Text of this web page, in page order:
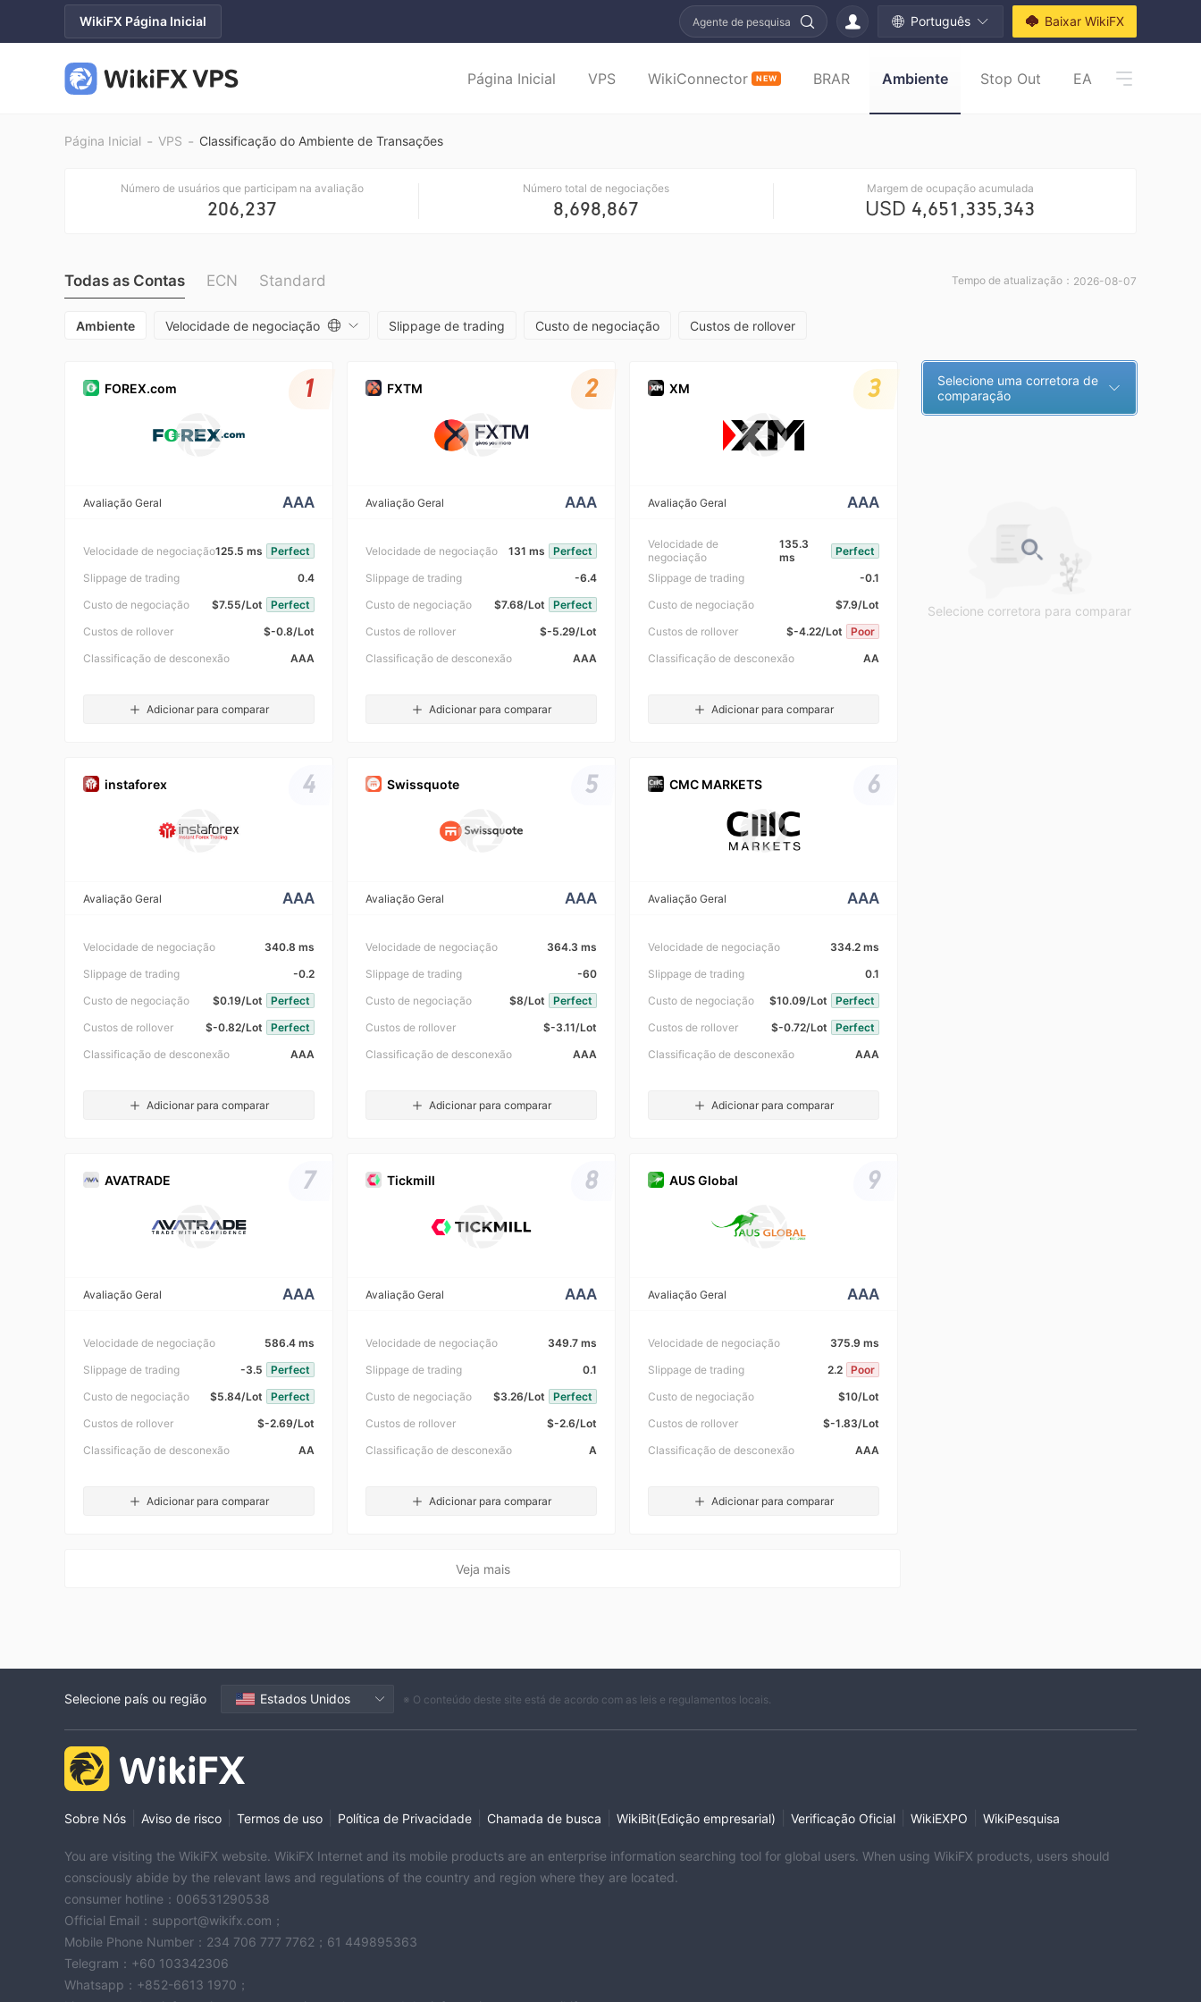
WikiFX Página Inicial Agente de pesquisa Português Baixar WikiFX
Página Inicial VPS WikiConnector NEW BRAR Ambiente Stop Out EA
Página Inicial - VPS - Classificação do Ambiente de Transações
Número de usuários que participam na avaliação
206,237
Número total de negociações
8,698,867
Margem de ocupação acumulada
USD 4,651,335,343
Todas as Contas ECN Standard Tempo de atualização： 2026-08-07
Ambiente Velocidade de negociação Slippage de trading Custo de negociação Custos de rollover
FOREX.com
Avaliação Geral AAA
Velocidade de negociação125.5 ms
Perfect
Slippage de trading
0.4
Custo de negociação
$7.55/Lot
Perfect
Custos de rollover
$-0.8/Lot
Classificação de desconexão
AAA
Adicionar para comparar
1 FXTM
Avaliação Geral AAA
Velocidade de negociação 131 ms
Perfect
Slippage de trading
-6.4
Custo de negociação
$7.68/Lot
Perfect
Custos de rollover
$-5.29/Lot
Classificação de desconexão
AAA
Adicionar para comparar
2 XM
Avaliação Geral AAA
Velocidade de
negociação
135.3
ms
Perfect
Slippage de trading
-0.1
Custo de negociação
$7.9/Lot
Custos de rollover
$-4.22/Lot
Poor
Classificação de desconexão
AA
Adicionar para comparar
3
instaforex
Avaliação Geral AAA
Velocidade de negociação
340.8 ms
Slippage de trading
-0.2
Custo de negociação
$0.19/Lot
Perfect
Custos de rollover
$-0.82/Lot
Perfect
Classificação de desconexão
AAA
Adicionar para comparar
4 Swissquote
Avaliação Geral AAA
Velocidade de negociação
364.3 ms
Slippage de trading
-60
Custo de negociação
$8/Lot
Perfect
Custos de rollover
$-3.11/Lot
Classificação de desconexão
AAA
Adicionar para comparar
5 CMC MARKETS
Avaliação Geral AAA
Velocidade de negociação
334.2 ms
Slippage de trading
0.1
Custo de negociação
$10.09/Lot
Perfect
Custos de rollover
$-0.72/Lot
Perfect
Classificação de desconexão
AAA
Adicionar para comparar
6
AVATRADE
Avaliação Geral AAA
Velocidade de negociação
586.4 ms
Slippage de trading
-3.5
Perfect
Custo de negociação
$5.84/Lot
Perfect
Custos de rollover
$-2.69/Lot
Classificação de desconexão
AA
Adicionar para comparar
7 Tickmill
Avaliação Geral AAA
Velocidade de negociação
349.7 ms
Slippage de trading
0.1
Custo de negociação
$3.26/Lot
Perfect
Custos de rollover
$-2.6/Lot
Classificação de desconexão
A
Adicionar para comparar
8 AUS Global
Avaliação Geral AAA
Velocidade de negociação
375.9 ms
Slippage de trading
2.2 Poor
Custo de negociação
$10/Lot
Custos de rollover
$-1.83/Lot
Classificação de desconexão
AAA
Adicionar para comparar
9
Veja mais
Selecione uma corretora de
comparação
Selecione corretora para comparar
Selecione país ou região Estados Unidos ※ O conteúdo deste site está de acordo com as leis e regulamentos locais.
Sobre Nós Aviso de risco Termos de uso Política de Privacidade Chamada de busca WikiBit(Edição empresarial) Verificação Oficial WikiEXPO WikiPesquisa
You are visiting the WikiFX website. WikiFX Internet and its mobile products are an enterprise information searching tool for global users. When using WikiFX products, users should
consciously abide by the relevant laws and regulations of the country and region where they are located.
consumer hotline：006531290538
Official Email：support@wikifx.com；
Mobile Phone Number：234 706 777 7762；61 449895363
Telegram：+60 103342306
Whatsapp：+852-6613 1970；